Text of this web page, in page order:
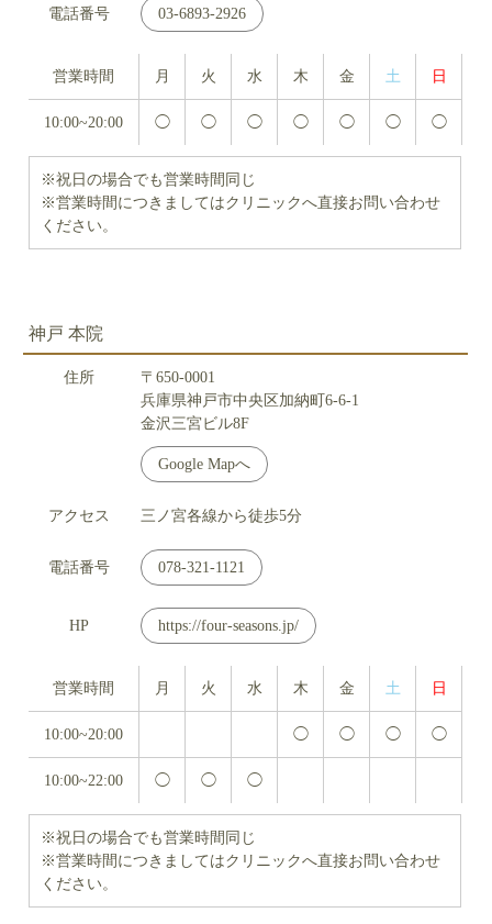
電話番号 03-6893-2926
営業時間 月 火 水 木 金 土 日
10:00~20:00 ◯ ◯ ◯ ◯ ◯ ◯ ◯
※祝日の場合でも営業時間同じ
※営業時間につきましてはクリニックへ直接お問い合わせ
ください。
神戸 本院
住所
〒650-0001
兵庫県神戸市中央区加納町6-6-1
金沢三宮ビル8F
Google Mapへ
アクセス 三ノ宮各線から徒歩5分
電話番号 078-321-1121
HP https://four-seasons.jp/
営業時間 月 火 水 木 金 土 日
10:00~20:00 ◯ ◯ ◯ ◯
10:00~22:00 ◯ ◯ ◯
※祝日の場合でも営業時間同じ
※営業時間につきましてはクリニックへ直接お問い合わせ
ください。